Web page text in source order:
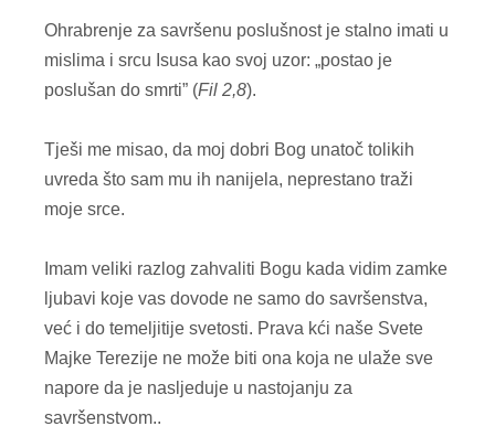
Ohrabrenje za savršenu poslušnost je stalno imati u
mislima i srcu Isusa kao svoj uzor: „postao je
poslušan do smrti” (Fil 2,8).
Tješi me misao, da moj dobri Bog unatoč tolikih
uvreda što sam mu ih nanijela, neprestano traži
moje srce.
Imam veliki razlog zahvaliti Bogu kada vidim zamke
ljubavi koje vas dovode ne samo do savršenstva,
već i do temeljitije svetosti. Prava kći naše Svete
Majke Terezije ne može biti ona koja ne ulaže sve
napore da je nasljeduje u nastojanju za
savršenstvom..